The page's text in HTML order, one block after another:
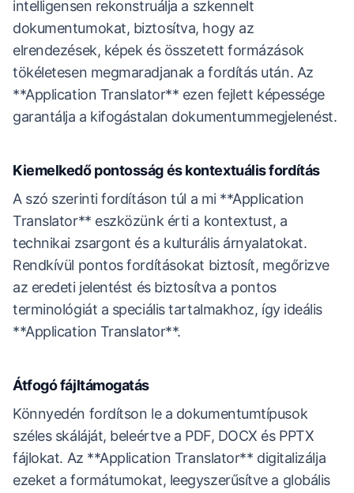
intelligensen rekonstruálja a szkennelt
dokumentumokat, biztosítva, hogy az
elrendezések, képek és összetett formázások
tökéletesen megmaradjanak a fordítás után. Az
**Application Translator** ezen fejlett képessége
garantálja a kifogástalan dokumentummegjelenést.
Kiemelkedő pontosság és kontextuális fordítás
A szó szerinti fordításon túl a mi **Application
Translator** eszközünk érti a kontextust, a
technikai zsargont és a kulturális árnyalatokat.
Rendkívül pontos fordításokat biztosít, megőrizve
az eredeti jelentést és biztosítva a pontos
terminológiát a speciális tartalmakhoz, így ideális
**Application Translator**.
Átfogó fájltámogatás
Könnyedén fordítson le a dokumentumtípusok
széles skáláját, beleértve a PDF, DOCX és PPTX
fájlokat. Az **Application Translator** digitalizálja
ezeket a formátumokat, leegyszerűsítve a globális